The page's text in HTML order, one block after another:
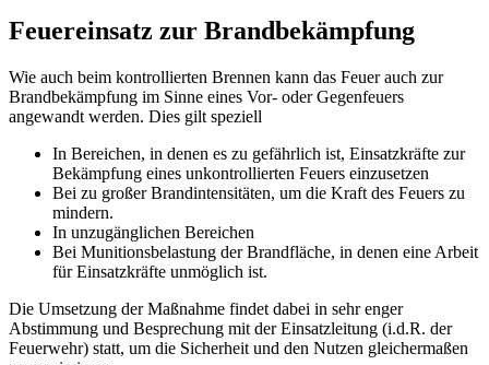
Feuereinsatz zur Brandbekämpfung
Wie auch beim kontrollierten Brennen kann das Feuer auch zur
Brandbekämpfung im Sinne eines Vor- oder Gegenfeuers
angewandt werden. Dies gilt speziell
In Bereichen, in denen es zu gefährlich ist, Einsatzkräfte zur
Bekämpfung eines unkontrollierten Feuers einzusetzen
Bei zu großer Brandintensitäten, um die Kraft des Feuers zu
mindern.
In unzugänglichen Bereichen
Bei Munitionsbelastung der Brandfläche, in denen eine Arbeit
für Einsatzkräfte unmöglich ist.
Die Umsetzung der Maßnahme findet dabei in sehr enger
Abstimmung und Besprechung mit der Einsatzleitung (i.d.R. der
Feuerwehr) statt, um die Sicherheit und den Nutzen gleichermaßen